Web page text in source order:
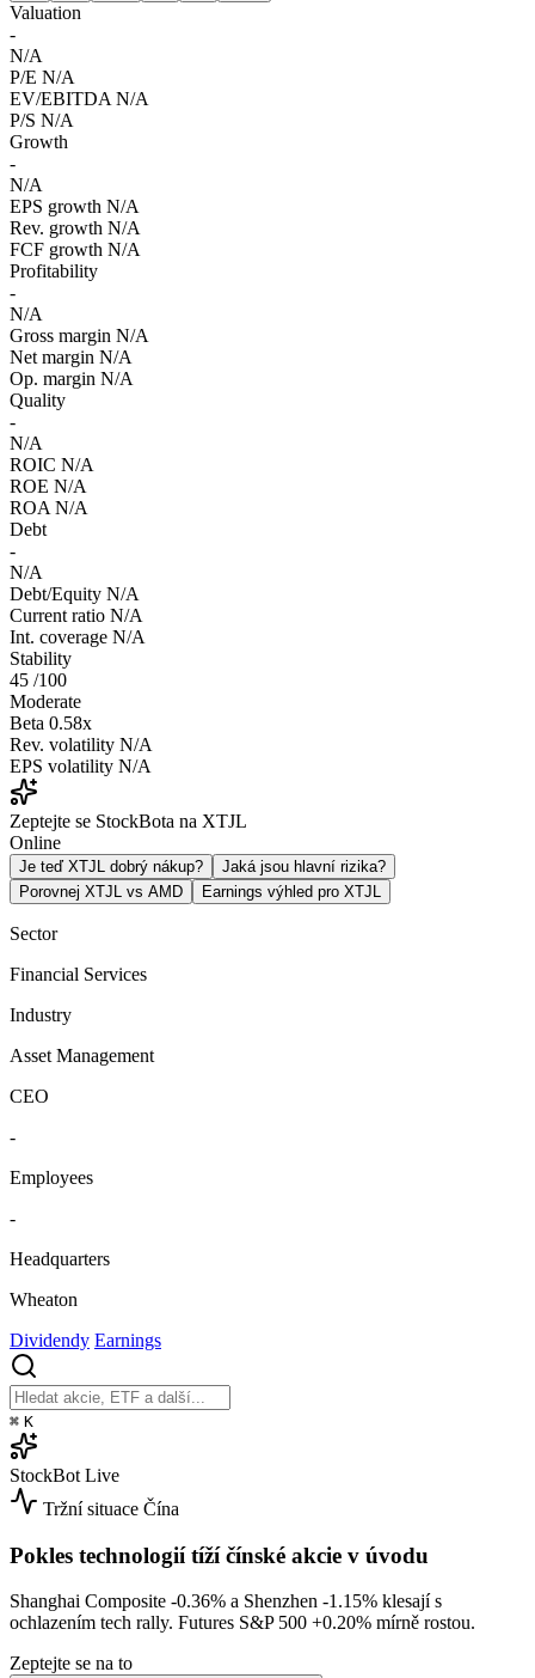
Valuation
-
N/A
P/E N/A
EV/EBITDA N/A
P/S N/A
Growth
-
N/A
EPS growth N/A
Rev. growth N/A
FCF growth N/A
Profitability
-
N/A
Gross margin N/A
Net margin N/A
Op. margin N/A
Quality
-
N/A
ROIC N/A
ROE N/A
ROA N/A
Debt
-
N/A
Debt/Equity N/A
Current ratio N/A
Int. coverage N/A
Stability
45 /100
Moderate
Beta 0.58x
Rev. volatility N/A
EPS volatility N/A
Zeptejte se StockBota na XTJL
Online
Je teď XTJL dobrý nákup?
Jaká jsou hlavní rizika?
Porovnej XTJL vs AMD
Earnings výhled pro XTJL
Sector
Financial Services
Industry
Asset Management
CEO
-
Employees
-
Headquarters
Wheaton
Dividendy Earnings
⌘ K
StockBot Live
Tržní situace Čína
Pokles technologií tíží čínské akcie v úvodu
Shanghai Composite -0.36% a Shenzhen -1.15% klesají s
ochlazením tech rally. Futures S&P 500 +0.20% mírně rostou.
Zeptejte se na to